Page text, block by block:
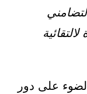
على دور